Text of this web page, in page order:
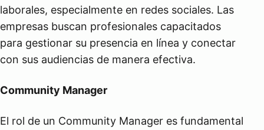
laborales, especialmente en redes sociales. Las
empresas buscan profesionales capacitados
para gestionar su presencia en línea y conectar
con sus audiencias de manera efectiva.
Community Manager
El rol de un Community Manager es fundamental